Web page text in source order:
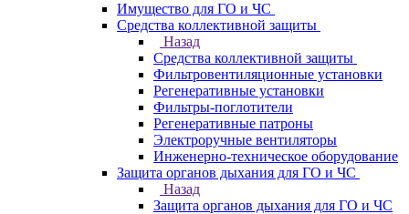
Имущество для ГО и ЧС
Средства коллективной защиты
Назад
Средства коллективной защиты
Фильтровентиляционные установки
Регенеративные установки
Фильтры-поглотители
Регенеративные патроны
Электроручные вентиляторы
Инженерно-техническое оборудование
Защита органов дыхания для ГО и ЧС
Назад
Защита органов дыхания для ГО и ЧС